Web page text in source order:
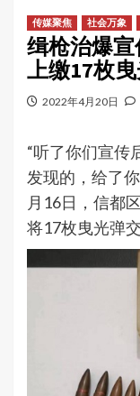
传媒聚焦 社会万象
缉枪治爆
上缴17枚
2022年4月20日
“听了你们宣传
发现的，给了
月16日，信都
将17枚曳光弹